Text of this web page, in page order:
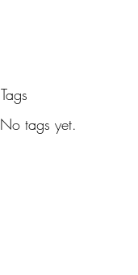
Tags
No tags yet.